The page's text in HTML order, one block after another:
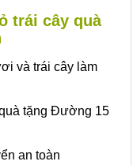
trái cây quà
và trái cây làm
tặng Đường 15
an toàn